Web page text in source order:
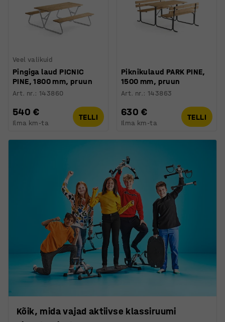
Veel valikuid
Pingiga laud PICNIC
PINE, 1800 mm, pruun
Art. nr.:143860
540 €
Ilma km-ta
TELLI
Piknikulaud PARK PINE,
1500 mm, pruun
Art. nr.:143863
630 €
Ilma km-ta
TELLI
Kõik, mida vajad aktiivse klassiruumi